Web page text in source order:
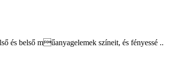
és belső műanyagelemek színeit, és fényessé ..